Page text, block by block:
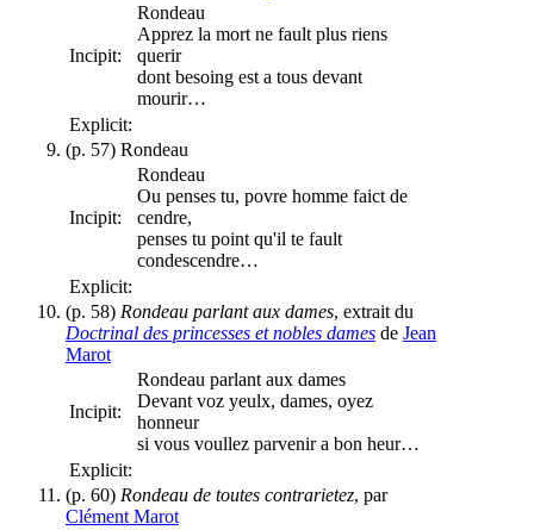
Incipit:
Rondeau
Apprez la mort ne fault plus riens
querir
dont besoing est a tous devant
mourir…
Explicit:
(p. 57) Rondeau
Incipit:
Rondeau
Ou penses tu, povre homme faict de
cendre,
penses tu point qu'il te fault
condescendre…
Explicit:
(p. 58) Rondeau parlant aux dames, extrait du
Doctrinal des princesses et nobles dames de Jean
Marot
Incipit:
Rondeau parlant aux dames
Devant voz yeulx, dames, oyez
honneur
si vous voullez parvenir a bon heur…
Explicit:
(p. 60) Rondeau de toutes contrarietez, par
Clément Marot